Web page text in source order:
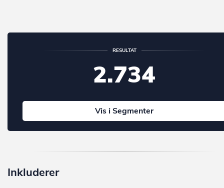
RESULTAT
2.734
Vis i Segmenter
Inkluderer